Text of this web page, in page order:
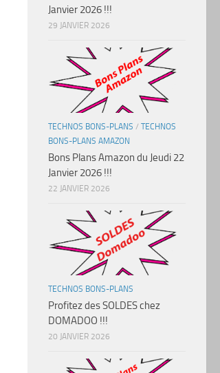
Janvier 2026 !!!
29 JANVIER 2026
TECHNOS BONS-PLANS / TECHNOS
BONS-PLANS AMAZON
Bons Plans Amazon du Jeudi 22
Janvier 2026 !!!
22 JANVIER 2026
TECHNOS BONS-PLANS
Profitez des SOLDES chez
DOMADOO !!!
20 JANVIER 2026